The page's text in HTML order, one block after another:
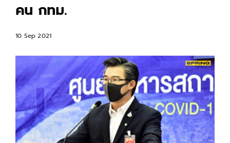
คน กทม.
10 Sep 2021